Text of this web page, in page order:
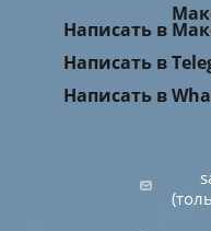
Написать в
Написать в
Написать в